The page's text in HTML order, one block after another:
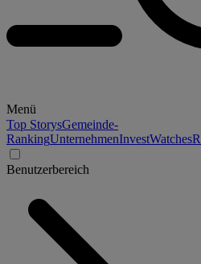
Menü
Top StorysGemeinde-
RankingUnternehmenInvestWatches
Benutzerbereich